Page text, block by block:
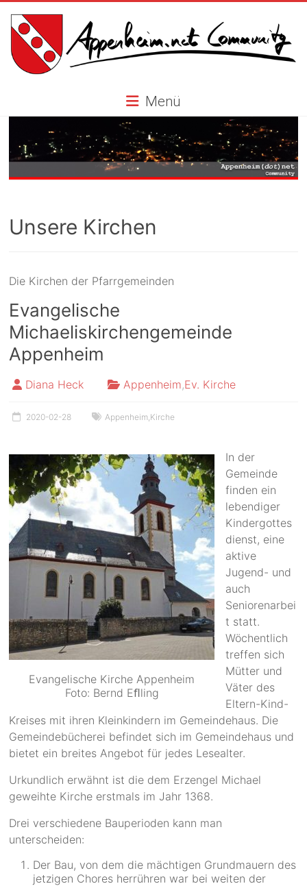
content
Appenheim.net
Community
Menü
Unsere Kirchen
Die Kirchen der Pfarrgemeinden
Evangelische
Michaeliskirchengemeinde
Appenheim
Diana Heck Appenheim,Ev. Kirche
2020-02-28 Appenheim Kirche
Evangelische Kirche Appenheim
Foto: Bernd Eﬂling
In der
Gemeinde
finden ein
lebendiger
Kindergottes
dienst, eine
aktive
Jugend- und
auch
Seniorenarbei
t statt.
Wöchentlich
treffen sich
Mütter und
Väter des
Eltern-Kind-
Kreises mit ihren Kleinkindern im Gemeindehaus. Die
Gemeindebücherei befindet sich im Gemeindehaus und
bietet ein breites Angebot für jedes Lesealter.
Urkundlich erwähnt ist die dem Erzengel Michael
geweihte Kirche erstmals im Jahr 1368.
Drei verschiedene Bauperioden kann man
unterscheiden:
Der Bau, von dem die mächtigen Grundmauern des
jetzigen Chores herrühren war bei weiten der